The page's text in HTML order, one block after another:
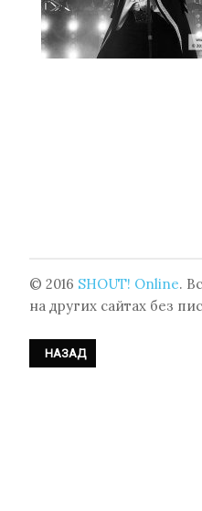
© 2016 SHOUT! Online.
на других сайтах без
ПРЕДЫДУЩИЙ:
НАЗАД